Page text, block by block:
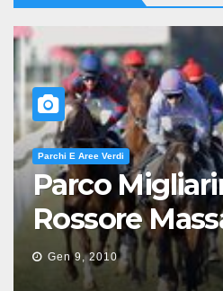
Parchi E Aree Verdi
Parco
Rossore
Gen 9, 2010